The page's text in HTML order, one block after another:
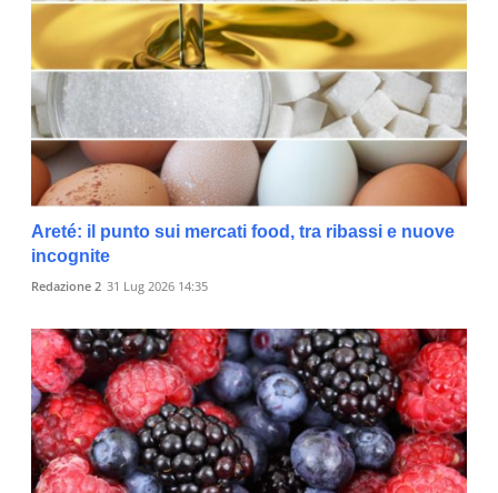
Areté: il punto sui mercati food, tra ribassi e nuove
incognite
Redazione 2 31 Lug 2026 14:35